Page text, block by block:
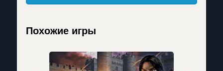
Похожие игры